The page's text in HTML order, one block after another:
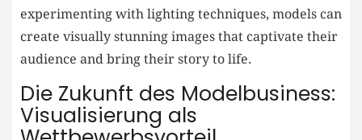
experimenting with lighting techniques, models‌ can
create visually⁤ stunning ‍images that captivate their
audience and bring their‌ story to life.
Die Zukunft ⁢des ​Modelbusiness:
Visualisierung⁣ als